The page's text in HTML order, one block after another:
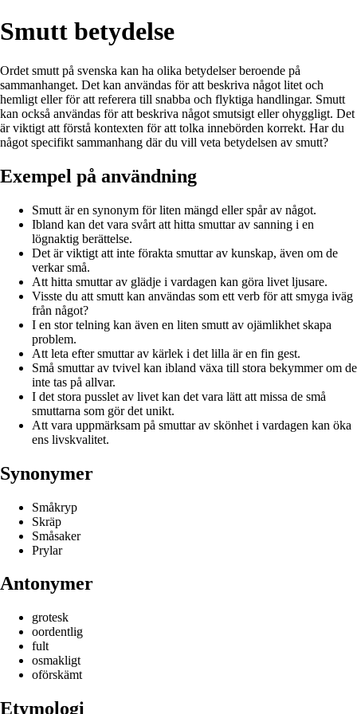
Smutt betydelse
Ordet smutt på svenska kan ha olika betydelser beroende på
sammanhanget. Det kan användas för att beskriva något litet och
hemligt eller för att referera till snabba och flyktiga handlingar. Smutt
kan också användas för att beskriva något smutsigt eller ohyggligt. Det
är viktigt att förstå kontexten för att tolka innebörden korrekt. Har du
något specifikt sammanhang där du vill veta betydelsen av smutt?
Exempel på användning
Smutt är en synonym för liten mängd eller spår av något.
Ibland kan det vara svårt att hitta smuttar av sanning i en
lögnaktig berättelse.
Det är viktigt att inte förakta smuttar av kunskap, även om de
verkar små.
Att hitta smuttar av glädje i vardagen kan göra livet ljusare.
Visste du att smutt kan användas som ett verb för att smyga iväg
från något?
I en stor telning kan även en liten smutt av ojämlikhet skapa
problem.
Att leta efter smuttar av kärlek i det lilla är en fin gest.
Små smuttar av tvivel kan ibland växa till stora bekymmer om de
inte tas på allvar.
I det stora pusslet av livet kan det vara lätt att missa de små
smuttarna som gör det unikt.
Att vara uppmärksam på smuttar av skönhet i vardagen kan öka
ens livskvalitet.
Synonymer
Småkryp
Skräp
Småsaker
Prylar
Antonymer
grotesk
oordentlig
fult
osmakligt
oförskämt
Etymologi